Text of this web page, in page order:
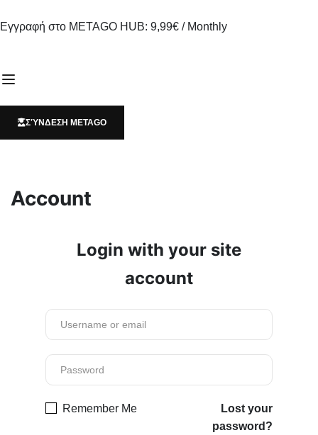
Εγγραφή στο METAGO HUB: 9,99€ / Monthly
ΣΎΝΔΕΣΗ METAGO
Account
Login with your site
account
Lost your
password?
Remember Me